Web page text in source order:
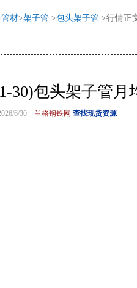
管材>架子管 >包头架子管 >行情正
30)包头架子管月
6/30 兰格钢铁网 查找现货资源